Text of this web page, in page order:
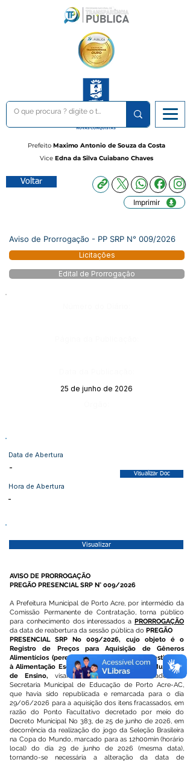
Prefeito Maximo Antonio de Souza da Costa
Vice Edna da Silva Cuiabano Chaves
Voltar
Imprimir
Aviso de Prorrogação - PP SRP N° 009/2026
Licitações
Edital de Prorrogação
25 de junho de 2026
Data de Abertura
-
Hora de Abertura
Visualizar Doc
-
Visualizar
AVISO DE PRORROGAÇÃO
PREGÃO PRESENCIAL SRP N° 009/2026
A Prefeitura Municipal de Porto Acre, por intermédio da
Comissão Permanente de Contratação, torna público
para conhecimento dos interessados a PRORROGAÇÃO
da data de reabertura da sessão pública do PREGÃO
PRESENCIAL SRP No 009/2026, cujo objeto é o
Registro de Preços para Aquisição de Gêneros
Alimentícios (perecíveis e não perecíveis) destinados
à Alimentação Escolar dos Alunos da Rede Municipal
de Ensino, visando atender as necessidades da
Secretaria Municipal de Educação de Porto Acre-AC,
que havia sido republicada e remarcada para o dia
29/06/2026 para a aquisição dos itens fracassados, em
razão do Ponto Facultativo decretado por meio do
Decreto Municipal No 383, de 25 de junho de 2026, em
decorrência da realização do jogo da Seleção Brasileira
na Copa do Mundo, marcado para as 12h00min (horário
local) do dia 29 de junho de 2026 (mesma data),
tornando-se necessária a alteração da data de